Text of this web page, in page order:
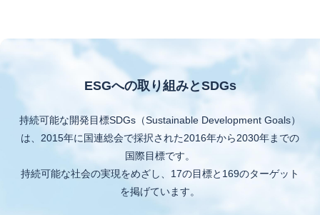
ESGへの取り組みとSDGs
持続可能な開発目標SDGs（Sustainable Development Goals）
は、2015年に国連総会で採択された2016年から2030年までの
国際目標です。
持続可能な社会の実現をめざし、17の目標と169のターゲット
を掲げています。